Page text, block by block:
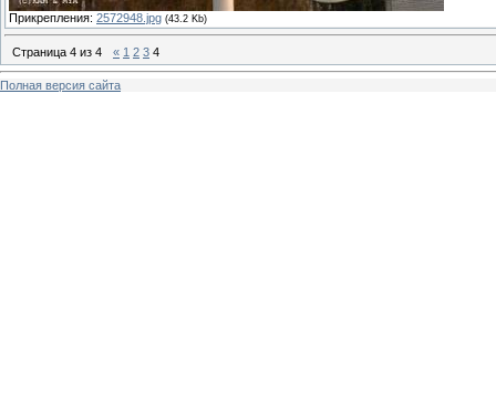
Прикрепления: 2572948.jpg (43.2 Kb)
Страница 4 из 4 « 1 2 3 4
Полная версия сайта